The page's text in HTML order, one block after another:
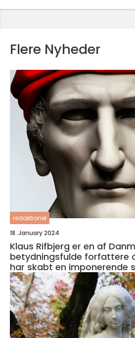
Flere Nyheder
redaktionel
18. January 2024
Klaus Rifbjerg er en af
betydningsfulde forfattere
har skabt en imponerende
sin karriere